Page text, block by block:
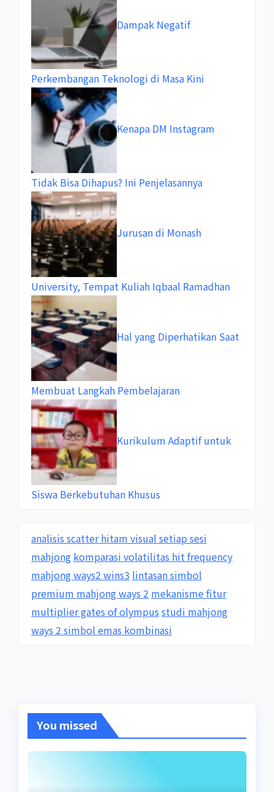
Dampak Negatif
Perkembangan Teknologi di Masa Kini
Kenapa DM Instagram
Tidak Bisa Dihapus? Ini Penjelasannya
Jurusan di Monash
University, Tempat Kuliah Iqbaal Ramadhan
Hal yang Diperhatikan Saat
Membuat Langkah Pembelajaran
Kurikulum Adaptif untuk
Siswa Berkebutuhan Khusus
analisis scatter hitam visual setiap sesi
mahjong komparasi volatilitas hit frequency
mahjong ways2 wins3 lintasan simbol
premium mahjong ways 2 mekanisme fitur
multiplier gates of olympus studi mahjong
ways 2 simbol emas kombinasi
You missed